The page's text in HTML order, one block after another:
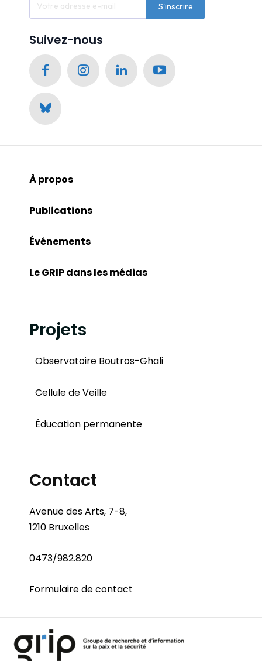
S'inscrire
Suivez-nous
À propos
Publications
Événements
Le GRIP dans les médias
Projets
Observatoire Boutros-Ghali
Cellule de Veille
Éducation permanente
Contact
Avenue des Arts, 7-8,
1210 Bruxelles
0473/982.820
Formulaire de contact